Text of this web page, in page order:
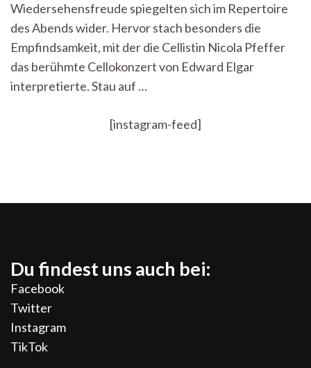
Wiedersehensfreude spiegelten sich im Repertoire
des Abends wider. Hervor stach besonders die
Empfindsamkeit, mit der die Cellistin Nicola Pfeffer
das berühmte Cellokonzert von Edward Elgar
interpretierte. Stau auf …
[instagram-feed]
Du findest uns auch bei:
Facebook
Twitter
Instagram
TikTok